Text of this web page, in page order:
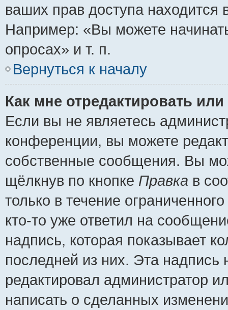
ваших прав доступа
Например: «Вы можете
опросах» и т. п.
Вернуться к началу
Как мне отредактировать
Если вы не являетесь
конференции, вы можете
собственные сообщения. Вы
щёлкнув по кнопке Правка в
только в течение
кто-то уже ответил на
надпись, которая показывает
последней из них. Эта
редактировал администратор
написать о сделанных